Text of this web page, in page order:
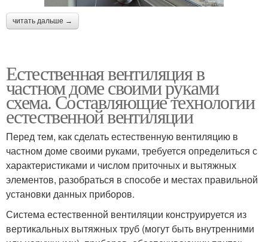
читать дальше →
Естественная вентиляция в
частном доме своими руками
схема. Составляющие технологии
естественной вентиляции
Перед тем, как сделать естественную вентиляцию в
частном доме своими руками, требуется определиться с
характеристиками и числом приточных и вытяжных
элементов, разобраться в способе и местах правильной
установки данных приборов.
Система естественной вентиляции конструируется из
вертикальных вытяжных труб (могут быть внутренними